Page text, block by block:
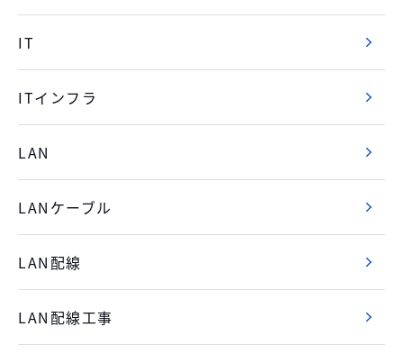
IT
ITインフラ
LAN
LANケーブル
LAN配線
LAN配線工事